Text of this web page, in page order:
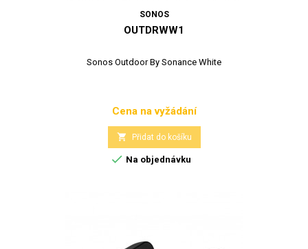
SONOS
OUTDRWW1
Sonos Outdoor By Sonance White
Cena
Cena na vyžádání
 Přidat do košíku
 Na objednávku